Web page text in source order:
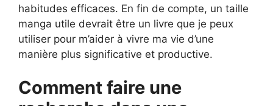
habitudes efficaces. En fin de compte, un taille
manga utile devrait être un livre que je peux
utiliser pour m’aider à vivre ma vie d’une
manière plus significative et productive.
Comment faire une